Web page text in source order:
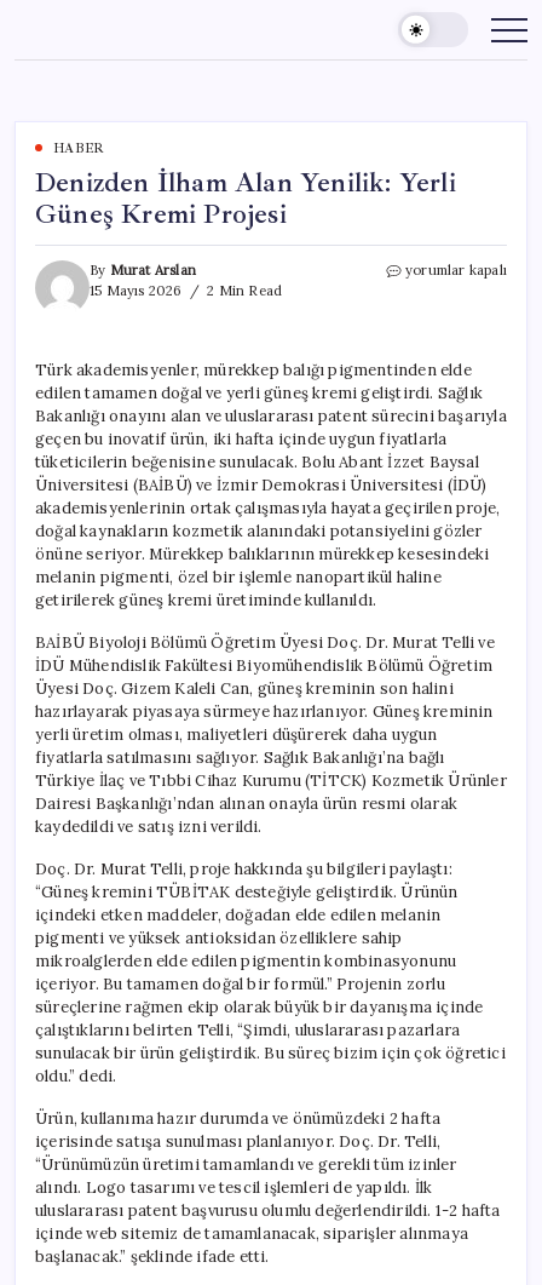
content
HABER
Denizden İlham Alan Yenilik: Yerli
Güneş Kremi Projesi
By Murat Arslan
15 Mayıs 2026
2 Min Read
Denizden
Güneş
Kremi
Projesi
için
yorumlar kapalı
Türk akademisyenler, mürekkep balığı pigmentinden elde
edilen tamamen doğal ve yerli güneş kremi geliştirdi. Sağlık
Bakanlığı onayını alan ve uluslararası patent sürecini başarıyla
geçen bu inovatif ürün, iki hafta içinde uygun fiyatlarla
tüketicilerin beğenisine sunulacak. Bolu Abant İzzet Baysal
Üniversitesi (BAİBÜ) ve İzmir Demokrasi Üniversitesi (İDÜ)
akademisyenlerinin ortak çalışmasıyla hayata geçirilen proje,
doğal kaynakların kozmetik alanındaki potansiyelini gözler
önüne seriyor. Mürekkep balıklarının mürekkep kesesindeki
melanin pigmenti, özel bir işlemle nanopartikül haline
getirilerek güneş kremi üretiminde kullanıldı.
BAİBÜ Biyoloji Bölümü Öğretim Üyesi Doç. Dr. Murat Telli ve
İDÜ Mühendislik Fakültesi Biyomühendislik Bölümü Öğretim
Üyesi Doç. Gizem Kaleli Can, güneş kreminin son halini
hazırlayarak piyasaya sürmeye hazırlanıyor. Güneş kreminin
yerli üretim olması, maliyetleri düşürerek daha uygun
fiyatlarla satılmasını sağlıyor. Sağlık Bakanlığı’na bağlı
Türkiye İlaç ve Tıbbi Cihaz Kurumu (TİTCK) Kozmetik Ürünler
Dairesi Başkanlığı’ndan alınan onayla ürün resmi olarak
kaydedildi ve satış izni verildi.
Doç. Dr. Murat Telli, proje hakkında şu bilgileri paylaştı:
“Güneş kremini TÜBİTAK desteğiyle geliştirdik. Ürünün
içindeki etken maddeler, doğadan elde edilen melanin
pigmenti ve yüksek antioksidan özelliklere sahip
mikroalglerden elde edilen pigmentin kombinasyonunu
içeriyor. Bu tamamen doğal bir formül.” Projenin zorlu
süreçlerine rağmen ekip olarak büyük bir dayanışma içinde
çalıştıklarını belirten Telli, “Şimdi, uluslararası pazarlara
sunulacak bir ürün geliştirdik. Bu süreç bizim için çok öğretici
oldu.” dedi.
Ürün, kullanıma hazır durumda ve önümüzdeki 2 hafta
içerisinde satışa sunulması planlanıyor. Doç. Dr. Telli,
“Ürünümüzün üretimi tamamlandı ve gerekli tüm izinler
alındı. Logo tasarımı ve tescil işlemleri de yapıldı. İlk
uluslararası patent başvurusu olumlu değerlendirildi. 1-2 hafta
içinde web sitemiz de tamamlanacak, siparişler alınmaya
başlanacak.” şeklinde ifade etti.